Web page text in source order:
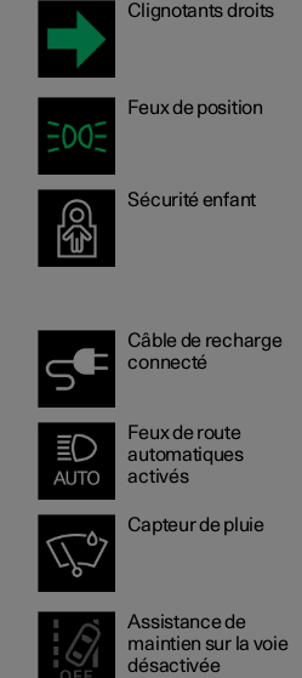
Clignotants droits
Feux de position
Sécurité enfant
Câble de recharge
connecté
Feux de route
automatiques
activés
Capteur de pluie
Assistance de
maintien sur la voie
désactivée